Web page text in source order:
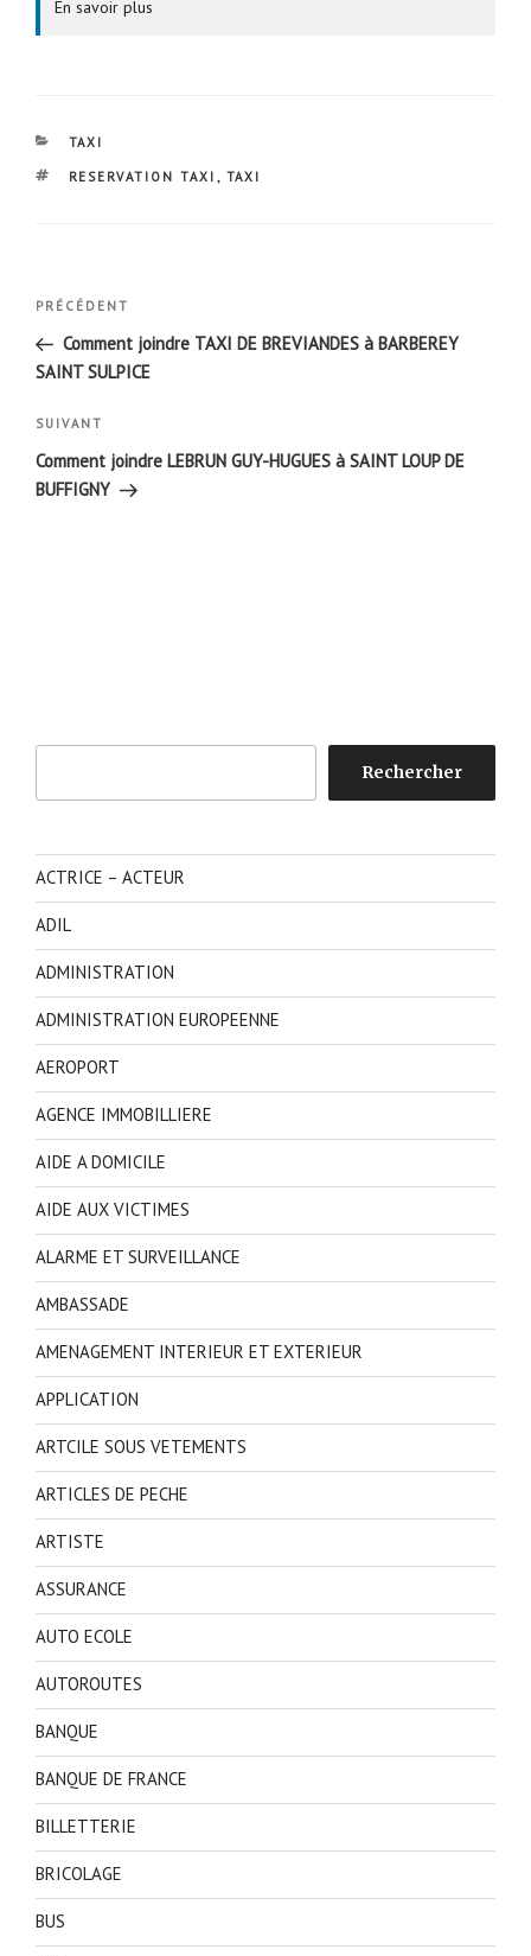
En savoir plus
CATÉGORIES
TAXI
ÉTIQUETTES
RESERVATION TAXI , TAXI
Navigation
l’article
Article
précédent
PRÉCÉDENT
Comment joindre TAXI DE BREVIANDES à BARBEREY
SAINT SULPICE
Article
suivant
SUIVANT
Comment joindre LEBRUN GUY-HUGUES à SAINT LOUP DE
BUFFIGNY
Rechercher
ACTRICE – ACTEUR
ADIL
ADMINISTRATION
ADMINISTRATION EUROPEENNE
AEROPORT
AGENCE IMMOBILLIERE
AIDE A DOMICILE
AIDE AUX VICTIMES
ALARME ET SURVEILLANCE
AMBASSADE
AMENAGEMENT INTERIEUR ET EXTERIEUR
APPLICATION
ARTCILE SOUS VETEMENTS
ARTICLES DE PECHE
ARTISTE
ASSURANCE
AUTO ECOLE
AUTOROUTES
BANQUE
BANQUE DE FRANCE
BILLETTERIE
BRICOLAGE
BUS